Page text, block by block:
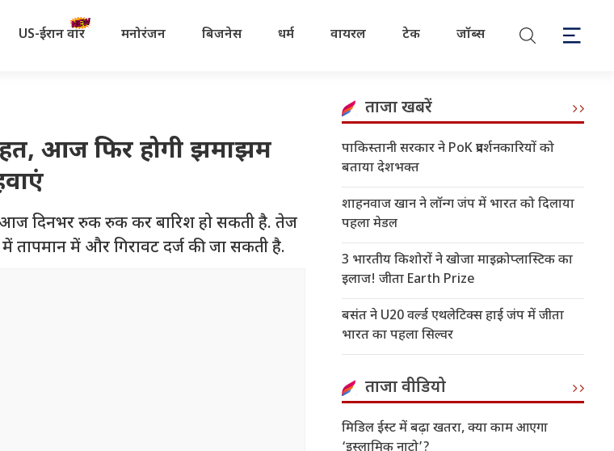
US-ईरान वॉर मनोरंजन बिजनेस धर्म वायरल टेक जॉब्स
आज फिर होगी झमाझम
दिनभर रुक रुक कर बारिश हो सकती है. तेज
तापमान में और गिरावट दर्ज की जा सकती है.
ताजा खबरें
पाकिस्तानी सरकार ने PoK प्रदर्शनकारियों को
बताया देशभक्त
शाहनवाज खान ने लॉन्ग जंप में भारत को दिलाया
पहला मेडल
3 भारतीय किशोरों ने खोजा माइक्रोप्लास्टिक का
इलाज! जीता Earth Prize
बसंत ने U20 वर्ल्ड एथलेटिक्स हाई जंप में जीता
भारत का पहला सिल्वर
ताजा वीडियो
मिडिल ईस्ट में बढ़ा खतरा, क्या काम आएगा